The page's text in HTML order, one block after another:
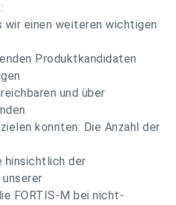
wir einen weiteren wichtigen
Produktkandidaten
und über
konnten: Die Anzahl der
hinsichtlich der
FORTIS-M bei nicht-